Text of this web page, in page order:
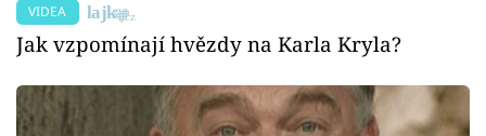
VIDEA
Jak vzpomínají hvězdy na Karla Kryla?